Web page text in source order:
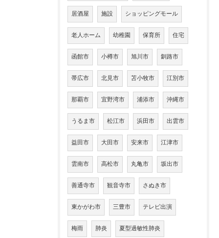
居酒屋 施設 ショッピングモール
老人ホーム 幼稚園 保育所 住宅
函館市 小樽市 旭川市 釧路市
帯広市 北見市 苫小牧市 江別市
那覇市 宜野湾市 浦添市 沖縄市
うるま市 松江市 浜田市 出雲市
益田市 大田市 安来市 江津市
雲南市 高松市 丸亀市 坂出市
善通寺市 観音寺市 さぬき市
東かがわ市 三豊市 テレビ出演
梅雨 肺炎 夏型過敏性肺炎